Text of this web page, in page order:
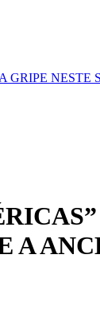
GRIPE NESTE
A